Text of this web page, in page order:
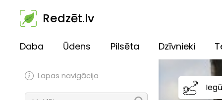
Redzēt.lv
Daba Ūdens Pilsēta Dzīvnieki
Lapas navigācija